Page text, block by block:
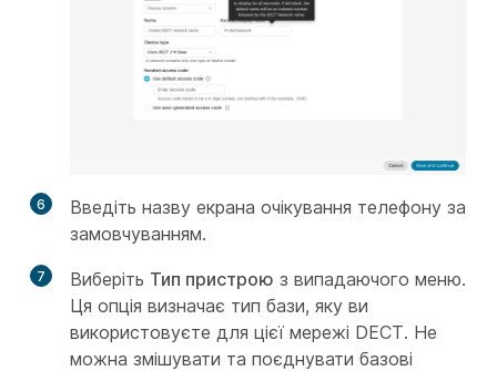
6
Введіть назву екрана очікування телефону за
замовчуванням.
7 Виберіть Тип пристрою з випадаючого меню.
Ця опція визначає тип бази, яку ви
використовуєте для цієї мережі DECT. Не
можна змішувати та поєднувати базові